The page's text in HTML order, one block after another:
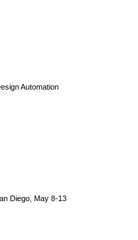
Automation
Diego, May 8-13